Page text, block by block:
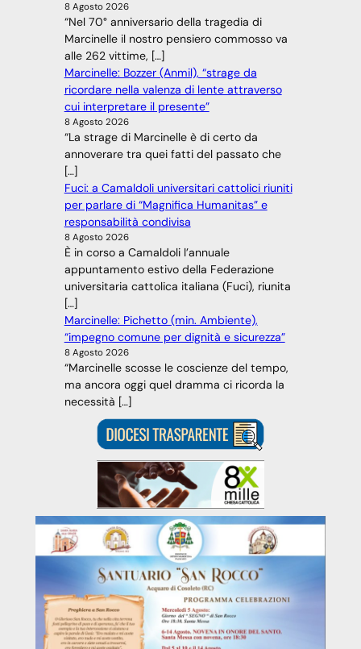
8 Agosto 2026
“Nel 70° anniversario della tragedia di
Marcinelle il nostro pensiero commosso va
alle 262 vittime, […]
Marcinelle: Bozzer (Anmil), “strage da
ricordare nella valenza di lente attraverso
cui interpretare il presente”
8 Agosto 2026
“La strage di Marcinelle è di certo da
annoverare tra quei fatti del passato che
[…]
Fuci: a Camaldoli universitari cattolici riuniti
per parlare di “Magnifica Humanitas” e
responsabilità condivisa
8 Agosto 2026
È in corso a Camaldoli l’annuale
appuntamento estivo della Federazione
universitaria cattolica italiana (Fuci), riunita
[…]
Marcinelle: Pichetto (min. Ambiente),
“impegno comune per dignità e sicurezza”
8 Agosto 2026
“Marcinelle scosse le coscienze del tempo,
ma ancora oggi quel dramma ci ricorda la
necessità […]